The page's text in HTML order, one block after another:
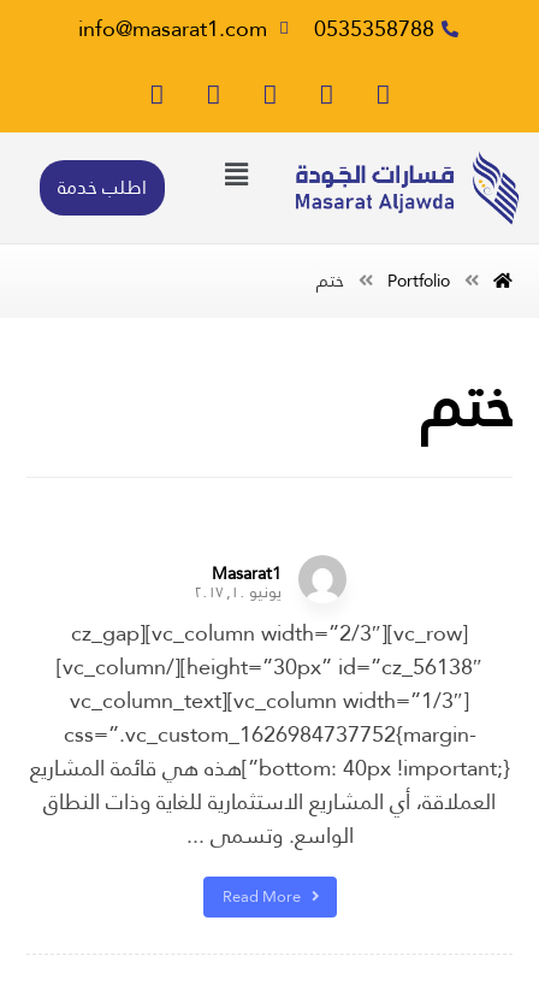
0535358788
info@masarat1.com
اطلب خدمة
Portfolio ختم
ختم
Masarat1
يونيو ١٠, ٢٠١٧
[vc_row][vc_column width=”2/3″][cz_gap
height=”30px” id=”cz_56138″][/vc_column]
[vc_column width=”1/3″][vc_column_text
css=”.vc_custom_1626984737752{margin-
bottom: 40px !important;}”]هذه هي قائمة المشاريع
العملاقة، أي المشاريع الاستثمارية للغاية وذات النطاق
الواسع. وتسمى ...
Read More